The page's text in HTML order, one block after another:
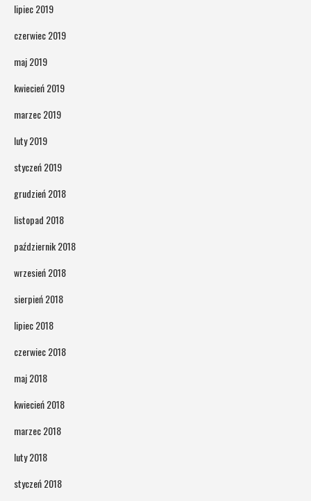
lipiec 2019
czerwiec 2019
maj 2019
kwiecień 2019
marzec 2019
luty 2019
styczeń 2019
grudzień 2018
listopad 2018
październik 2018
wrzesień 2018
sierpień 2018
lipiec 2018
czerwiec 2018
maj 2018
kwiecień 2018
marzec 2018
luty 2018
styczeń 2018